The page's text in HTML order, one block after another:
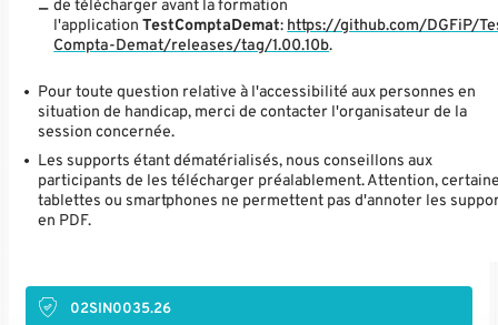
de télécharger avant la formation
l'applicationTestComptaDemat: https://github.com/DGFiP/
Compta-Demat/releases/tag/1.00.10b.
Pour toute question relative à l'accessibilité aux personnes en
situation de handicap, merci de contacter l'organisateur de la
session concernée.
Les supports étant dématérialisés, nous conseillons aux
participants de les télécharger préalablement. Attention,
tablettes ou smartphones ne permettent pas d'annoter les
en PDF.
02SIN0035.26